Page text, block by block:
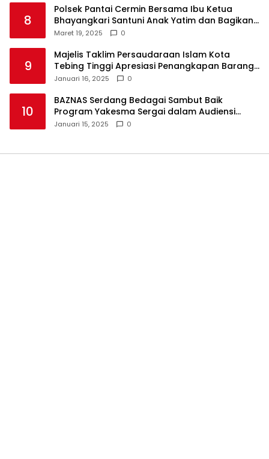
8
Polsek Pantai Cermin Bersama Ibu Ketua
Bhayangkari Santuni Anak Yatim dan Bagikan
Takjil
Maret 19, 2025 0
9
Majelis Taklim Persaudaraan Islam Kota
Tebing Tinggi Apresiasi Penangkapan Barang
Haram
Januari 16, 2025 0
10
BAZNAS Serdang Bedagai Sambut Baik
Program Yakesma Sergai dalam Audiensi
Perkenalan Pengurus Baru
Januari 15, 2025 0